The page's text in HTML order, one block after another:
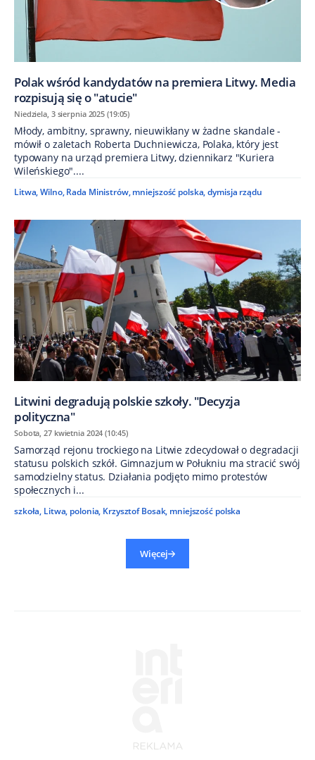
Polak wśród kandydatów na premiera Litwy. Media
rozpisują się o "atucie"
Niedziela, 3 sierpnia 2025 (19:05)
Młody, ambitny, sprawny, nieuwikłany w żadne skandale -
mówił o zaletach Roberta Duchniewicza, Polaka, który jest
typowany na urząd premiera Litwy, dziennikarz "Kuriera
Wileńskiego"....
Litwa,Wilno, Rada Ministrów, mniejszość polska,dymisja rządu
Litwini degradują polskie szkoły. "Decyzja
polityczna"
Sobota, 27 kwietnia 2024 (10:45)
Samorząd rejonu trockiego na Litwie zdecydował o degradacji
statusu polskich szkół. Gimnazjum w Połukniu ma stracić swój
samodzielny status. Działania podjęto mimo protestów
społecznych i...
szkoła, Litwa, polonia, Krzysztof Bosak, mniejszość polska
Więcej